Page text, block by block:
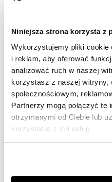
Niniejsza strona korzysta z
Wykorzystujemy pliki cookie
i reklam, aby oferować
analizować ruch w naszej
korzystasz z naszej witryny,
społecznościowym,
Partnerzy mogą połączyć te
otrzymanymi od Ciebie lub
korzystania z ich usług.
OUTLET
HOT
Skórzane spodnie damskie 7/8
49,99 zł
Cena regularna 149,99 zł
Najniższa cena z 30 dni przed